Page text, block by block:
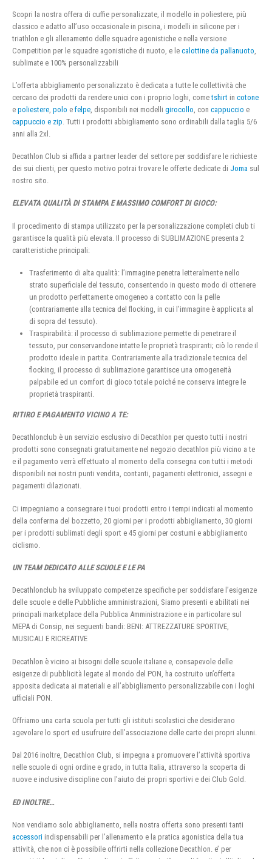
Scopri la nostra offera di cuffie personalizzate, il modello in poliestere, più
classico e adatto all’uso occasionale in piscina, i modelli in silicone per i
triathlon e gli allenamento delle squadre agonistiche e nella versione
Competition per le squadre agonistiche di nuoto, e le calottine da pallanuoto
sublimate e 100% personalizzabili
L’offerta abbigliamento personalizzato è dedicata a tutte le collettività che
cercano dei prodotti da rendere unici con i proprio loghi, cometshirt in cotone
e poliestere polo e felpe , disponibili nei modelli girocollo , con cappuccio e
cappuccio e zip . Tutti i prodotti abbigliamento sono ordinabili dalla taglia 5/6
anni alla 2xl.
Decathlon Club si affida a partner leader del settore per soddisfare le richieste
dei sui clienti, per questo motivo potrai trovare le offerte dedicate di Joma sul
nostro sito.
ELEVATA QUALITÀ DI STAMPA E MASSIMO COMFORT DI GIOCO:
Il procedimento di stampa utilizzato per la personalizzazione completi club ti
garantisce la qualità più elevata. Il processo di SUBLIMAZIONE presenta 2
caratteristiche principali:
Trasferimento di alta qualità: l’immagine penetra letteralmente nello
strato superficiale del tessuto, consentendo in questo modo di ottenere
un prodotto perfettamente omogeneo a contatto con la pelle
(contrariamente alla tecnica del flocking, in cui l’immagine è applicata al
di sopra del tessuto).
Traspirabilità: il processo di sublimazione permette di penetrare il
tessuto, pur conservandone intatte le proprietà traspiranti; ciò lo rende il
prodotto ideale in partita. Contrariamente alla tradizionale tecnica del
flocking, il processo di sublimazione garantisce una omogeneità
palpabile ed un comfort di gioco totale poiché ne conserva integre le
proprietà traspiranti.
RITIRO E PAGAMENTO VICINO A TE:
Decathlonclub è un servizio esclusivo di Decathlon per questo tutti i nostri
prodotti sono consegnati gratuitamente nel negozio decathlon più vicino a te
e il pagamento verrà effettuato al momento della consegna con tutti i metodi
disponibili nei nostri punti vendita, contanti, pagamenti elettronici, assegni e
pagamenti dilazionati.
Ci impegniamo a consegnare i tuoi prodotti entro i tempi indicati al momento
della conferma del bozzetto, 20 giorni per i prodotti abbigliamento, 30 giorni
per i prodotti sublimati degli sport e 45 giorni per costumi e abbigliamento
ciclismo.
UN TEAM DEDICATO ALLE SCUOLE E LE PA
Decathlonclub ha sviluppato competenze specifiche per soddisfare l’esigenze
delle scuole e delle Pubbliche amministrazioni, Siamo presenti e abilitati nei
principali marketplace della Pubblica Amministrazione e in particolare sul
MEPA di Consip, nei seguenti bandi: BENI: ATTREZZATURE SPORTIVE,
MUSICALI E RICREATIVE
Decathlon è vicino ai bisogni delle scuole italiane e, consapevole delle
esigenze di pubblicità legate al mondo del PON, ha costruito un’offerta
apposita dedicata ai materiali e all’abbigliamento personalizzabile con i loghi
ufficiali PON.
Offriamo una carta scuola per tutti gli istituti scolastici che desiderano
agevolare lo sport ed usufruire dell’associazione delle carte dei propri alunni.
Dal 2016 inoltre, Decathlon Club, si impegna a promuovere l’attività sportiva
nelle scuole di ogni ordine e grado, in tutta Italia, attraverso la scoperta di
nuove e inclusive discipline con l’aiuto dei propri sportivi e dei Club Gold.
ED INOLTRE…
Non vendiamo solo abbigliamento, nella nostra offerta sono presenti tanti
accessori indispensabili per l’allenamento e la pratica agonistica della tua
attività, che non ci è possibile offrirti nella collezione Decathlon. e’ per